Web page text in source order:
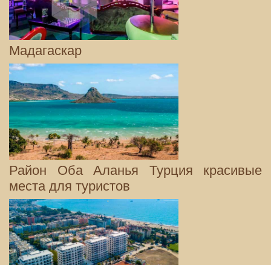
Мадагаскар
Район Оба Аланья Турция красивые
места для туристов